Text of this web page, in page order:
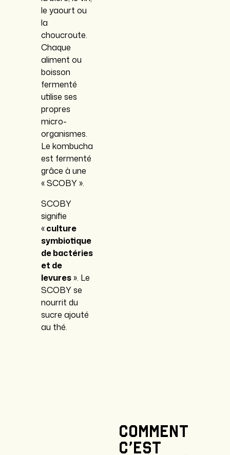
le yaourt ou
la
choucroute.
Chaque
aliment ou
boisson
fermenté
utilise ses
propres
micro-
organismes.
Le kombucha
est fermenté
grâce à une
« SCOBY ».
SCOBY
signifie
«culture
symbiotique
de bactéries
et de
levures». Le
SCOBY se
nourrit du
sucre ajouté
au thé.
Comment
c'est